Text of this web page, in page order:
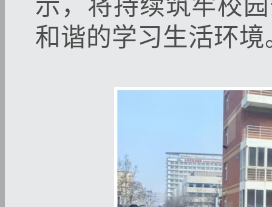
示，将持续筑牢校
和谐的学习生活环境